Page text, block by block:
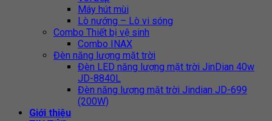
Máy hút mùi
Lò nướng – Lò vi sóng
Combo Thiết bị vệ sinh
Combo INAX
Đèn năng lượng mặt trời
Đèn LED năng lượng mặt trời JinDian 40w
JD-8840L
Đèn năng lượng mặt trời Jindian JD-699
(200W)
Giới thiệu